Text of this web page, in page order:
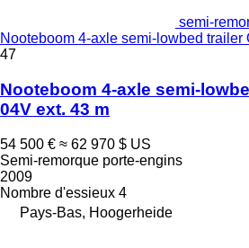
semi-
Nooteboom 4-axle semi-lowbed trailer
47
Nooteboom 4-axle semi-
04V ext. 43 m
54 500 € ≈ 62 970 $ US
Semi-remorque porte-engins
2009
Nombre d'essieux 4
Pays-Bas, Hoogerheide